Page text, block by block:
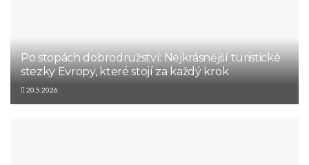
Po stopách dobrodružství: Nejkrásnější turistické
stezky Evropy, které stojí za každý krok
20.5.2026